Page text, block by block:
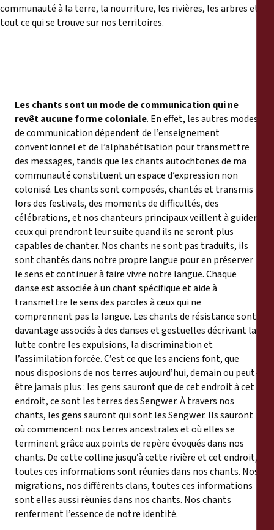
communauté à la terre, la nourriture, les rivières, les arbres et
tout ce qui se trouve sur nos territoires.
Les chants sont un mode de communication qui ne
revêt aucune forme coloniale. En effet, les autres modes
de communication dépendent de l’enseignement
conventionnel et de l’alphabétisation pour transmettre
des messages, tandis que les chants autochtones de ma
communauté constituent un espace d’expression non
colonisé. Les chants sont composés, chantés et transmis
lors des festivals, des moments de difficultés, des
célébrations, et nos chanteurs principaux veillent à guider
ceux qui prendront leur suite quand ils ne seront plus
capables de chanter. Nos chants ne sont pas traduits, ils
sont chantés dans notre propre langue pour en préserver
le sens et continuer à faire vivre notre langue. Chaque
danse est associée à un chant spécifique et aide à
transmettre le sens des paroles à ceux qui ne
comprennent pas la langue. Les chants de résistance sont
davantage associés à des danses et gestuelles décrivant la
lutte contre les expulsions, la discrimination et
l’assimilation forcée. C’est ce que les anciens font, que
nous disposions de nos terres aujourd’hui, demain ou peut-
être jamais plus : les gens sauront que de cet endroit à cet
endroit, ce sont les terres des Sengwer. À travers nos
chants, les gens sauront qui sont les Sengwer. Ils sauront
où commencent nos terres ancestrales et où elles se
terminent grâce aux points de repère évoqués dans nos
chants. De cette colline jusqu’à cette rivière et cet endroit,
toutes ces informations sont réunies dans nos chants. Nos
migrations, nos différents clans, toutes ces informations
sont elles aussi réunies dans nos chants. Nos chants
renferment l’essence de notre identité.